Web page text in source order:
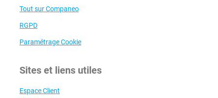
Tout sur Companeo
RGPD
Paramétrage Cookie
Sites et liens utiles
Espace Client